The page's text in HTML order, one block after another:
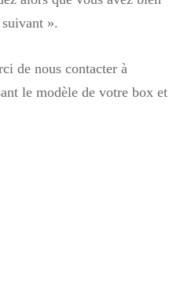
».
de nous contacter à
le modèle de votre box et